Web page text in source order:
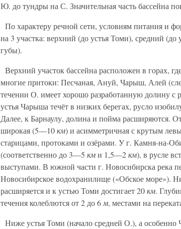
Ю. до тундры на С. Значительная часть бассейна
По характеру речной сети, условиям питания и
на 3 участка: верхний (до устья Томи), средний
губы).
Верхний участок бассейна расположен в горах,
многие притоки: Песчаная, Ануй, Чарыш, Алей
течении О. имеет хорошо разработанную долину
устья Чарыша течёт в низких берегах, русло
Далее, к Барнаулу, долина и пойма расширяются.
широкая (5—10км) и асимметричная с крутым
старицами, протоками и озёрами. У г. Камня-на-
(соответственно до 3—5 кми 1,5—2км), в русле
выступами. В южной части г. Новосибирска река
Новосибирское водохранилище («Обское море»).
расширяется и к устью Томи достигает 20км.
течения колеблются от 2 до 6 м, местами на
Ниже устья Томи (начало средней О.), а